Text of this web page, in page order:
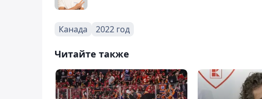
Канада 2022 год
Читайте также